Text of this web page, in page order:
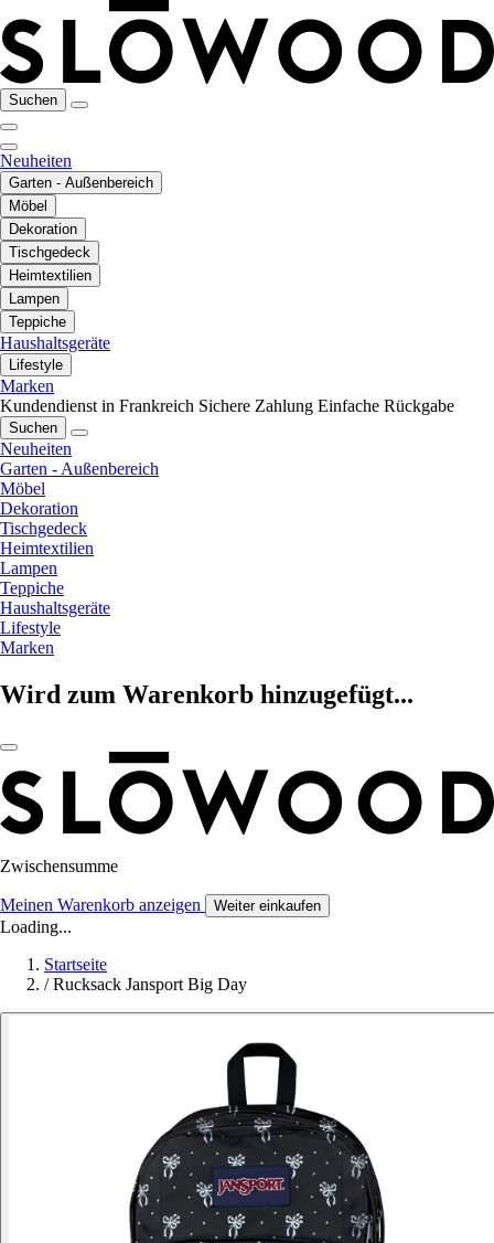
Suchen
Neuheiten
Garten - Außenbereich
Möbel
Dekoration
Tischgedeck
Heimtextilien
Lampen
Teppiche
Haushaltsgeräte
Lifestyle
Marken
Kundendienst in Frankreich Sichere Zahlung Einfache Rückgabe
Suchen
Neuheiten
Garten - Außenbereich
Möbel
Dekoration
Tischgedeck
Heimtextilien
Lampen
Teppiche
Haushaltsgeräte
Lifestyle
Marken
Wird zum Warenkorb hinzugefügt...
Zwischensumme
Meinen Warenkorb anzeigen Weiter einkaufen
Loading...
Startseite
/ Rucksack Jansport Big Day